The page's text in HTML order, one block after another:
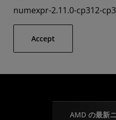
numexpr-2.11.0-cp312-
Accept
AMD の最新